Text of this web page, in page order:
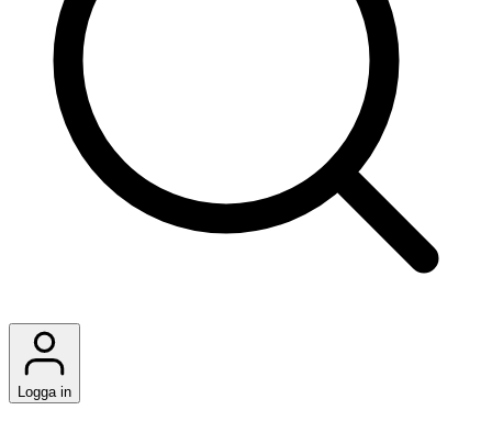
Logga in